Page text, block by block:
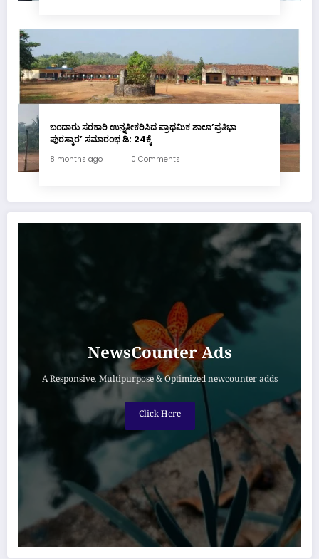
ಬಂದಾರು ಸರಕಾರಿ ಉನ್ನತೀಕರಿಸಿದ ಪ್ರಾಥಮಿಕ ಶಾಲಾ’ಪ್ರತಿಭಾ
ಪುರಸ್ಕಾರ’ ಸಮಾರಂಭ ಡಿ: 24ಕ್ಕೆ
8 months ago 0 Comments
NewsCounter Ads
A Responsive, Multipurpose & Optimized newcounter adds
Click Here